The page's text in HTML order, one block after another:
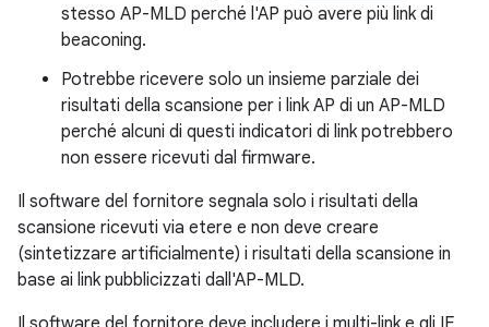
stesso AP-MLD perché l'AP può avere più link di
beaconing.
Potrebbe ricevere solo un insieme parziale dei
risultati della scansione per i link AP di un AP-MLD
perché alcuni di questi indicatori di link potrebbero
non essere ricevuti dal firmware.
Il software del fornitore segnala solo i risultati della
scansione ricevuti via etere e non deve creare
(sintetizzare artificialmente) i risultati della scansione in
base ai link pubblicizzati dall'AP-MLD.